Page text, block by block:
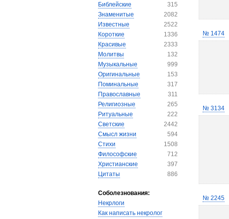
Библейские
315
Знаменитые
2082
Известные
2522
Короткие
1336
Красивые
2333
Молитвы
132
Музыкальные
999
Оригинальные
153
Поминальные
317
Православные
311
Религиозные
265
Ритуальные
222
Светские
2442
Смысл жизни
594
Стихи
1508
Философские
712
Христианские
397
Цитаты
886
Соболезнования:
Некрлоги
Как написать некролог
№ 1474
№ 3134
№ 2245